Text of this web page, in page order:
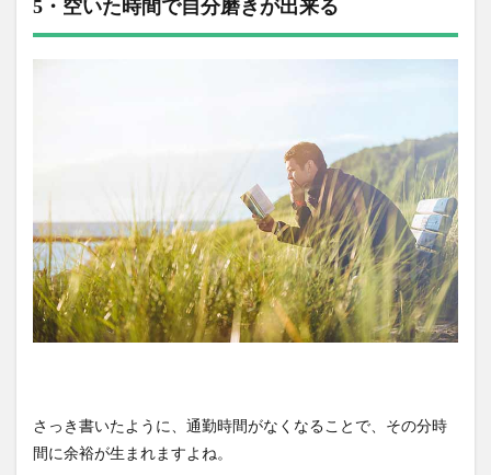
5・空いた時間で自分磨きが出来る
さっき書いたように、通勤時間がなくなることで、その分時
間に余裕が生まれますよね。